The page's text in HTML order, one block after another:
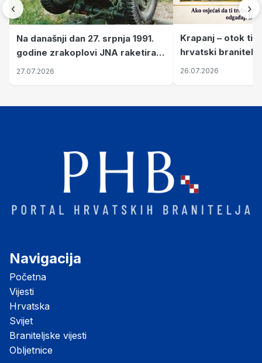
‹
Na današnji dan 27. srpnja 1991.
godine zrakoplovi JNA raketirali
su vojarnu i obučni centar "Nikola
27.07.2026
Krapanj – otok
hrvatski branitelji
pronalaze mir
26.07.2026
›
Navigacija
Početna
Vijesti
Hrvatska
Svijet
Braniteljske vijesti
Obljetnice